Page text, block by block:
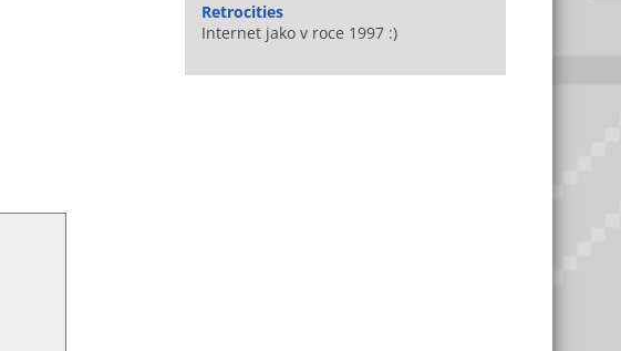
Retrocities
Internet jako v roce 1997 :)